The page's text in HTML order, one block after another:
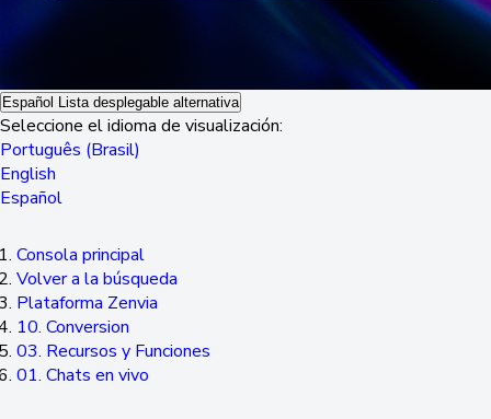
Español Lista desplegable alternativa
Seleccione el idioma de visualización:
Português (Brasil)
English
Español
Consola principal
Volver a la búsqueda
Plataforma Zenvia
10. Conversion
03. Recursos y Funciones
01. Chats en vivo